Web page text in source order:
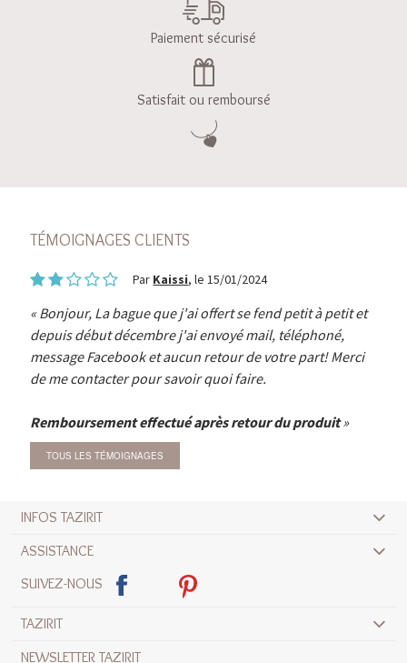
Paiement sécurisé
Satisfait ou remboursé
TÉMOIGNAGES CLIENTS
Par Kaissi, le 15/01/2024
Bonjour, La bague que j'ai offert se fend petit à petit et
depuis début décembre j'ai envoyé mail, téléphoné,
message Facebook et aucun retour de votre part! Merci
de me contacter pour savoir quoi faire.
Remboursement effectué après retour du produit
TOUS LES TÉMOIGNAGES
INFOS TAZIRIT
ASSISTANCE
SUIVEZ-NOUS
TAZIRIT
NEWSLETTER TAZIRIT